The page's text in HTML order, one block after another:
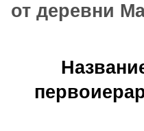
от деревни